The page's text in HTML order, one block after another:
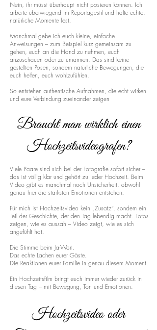
Nein, ihr müsst überhaupt nicht posieren können. Ich
arbeite überwiegend im Reportagestil und halte echte,
natürliche Momente fest.
Manchmal gebe ich euch kleine, einfache
Anweisungen – zum Beispiel kurz gemeinsam zu
gehen, euch an die Hand zu nehmen, euch
anzuschauen oder zu umarmen. Das sind keine
gestellten Posen, sondern natürliche Bewegungen, die
euch helfen, euch wohlzufühlen.
So entstehen authentische Aufnahmen, die echt wirken
und eure Verbindung zueinander zeigen
Braucht man wirklich einen
Hochzeitsvideografen?
Viele Paare sind sich bei der Fotografie sofort sicher –
das ist völlig klar und gehört zu jeder Hochzeit. Beim
Video gibt es manchmal noch Unsicherheit, obwohl
genau hier die stärksten Emotionen entstehen.
Für mich ist Hochzeitsvideo kein „Zusatz“, sondern ein
Teil der Geschichte, der den Tag lebendig macht. Fotos
zeigen, wie es aussah – Video zeigt, wie es sich
angefühlt hat.
Die Stimme beim Ja-Wort.
Das echte Lachen eurer Gäste.
Die Reaktionen eurer Familie in genau diesem Moment.
Ein Hochzeitsfilm bringt euch immer wieder zurück in
diesen Tag – mit Bewegung, Ton und Emotionen.
Hochzeitsvideo oder